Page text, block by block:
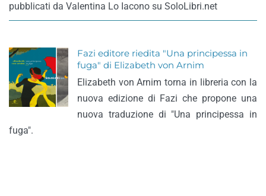
pubblicati da Valentina Lo Iacono su SoloLibri.net
Fazi editore riedita "Una principessa in
fuga" di Elizabeth von Arnim
Elizabeth von Arnim torna in libreria con la
nuova edizione di Fazi che propone una
nuova traduzione di "Una principessa in
fuga".